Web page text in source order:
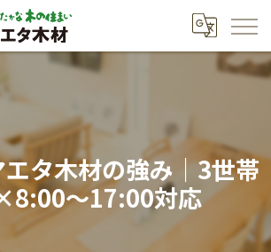
タ木材の強み｜3世帯
〜17:00対応